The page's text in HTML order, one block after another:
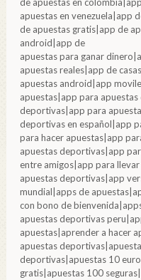
apuestas en venezuela|app
de apuestas gratis|app de
android|app de
apuestas para ganar
apuestas reales|app de
apuestas android|app
apuestas|app para
deportivas|app para
deportivas en español|app
para hacer apuestas|app
apuestas deportivas|app
entre amigos|app para
apuestas deportivas|app
mundial|apps de
con bono de
apuestas deportivas
apuestas|aprender a hacer
apuestas
deportivas|apuestas 10
gratis|apuestas 100